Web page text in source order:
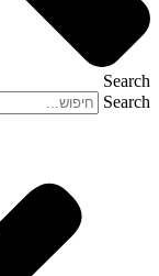
Search
Search